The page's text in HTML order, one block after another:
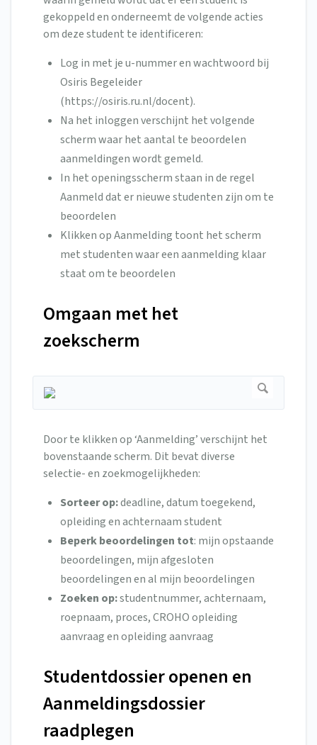
gekoppeld en onderneemt de volgende acties
om deze student te identificeren:
Log in met je u-nummer en wachtwoord bij
Osiris Begeleider
(https://osiris.ru.nl/docent).
Na het inloggen verschijnt het volgende
scherm waar het aantal te beoordelen
aanmeldingen wordt gemeld.
In het openingsscherm staan in de regel
Aanmeld dat er nieuwe studenten zijn om te
beoordelen
Klikken op Aanmelding toont het scherm
met studenten waar een aanmelding klaar
staat om te beoordelen
Omgaan met het
zoekscherm
Door te klikken op ‘Aanmelding’ verschijnt het
bovenstaande scherm. Dit bevat diverse
selectie- en zoekmogelijkheden:
Sorteer op:deadline, datum toegekend,
opleiding en achternaam student
Beperk beoordelingen tot: mijn opstaande
beoordelingen, mijn afgesloten
beoordelingen en al mijn beoordelingen
Zoeken op:studentnummer, achternaam,
roepnaam, proces, CROHO opleiding
aanvraag en opleiding aanvraag
Studentdossier openen en
Aanmeldingsdossier
raadplegen